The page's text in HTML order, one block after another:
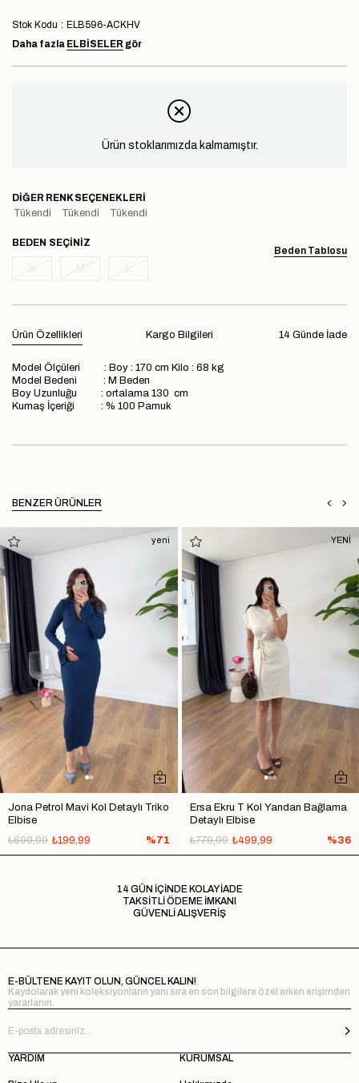
Stok Kodu
ELB596-ACKHV
Daha fazla ELBİSELER gör
Ürün stoklarımızda kalmamıştır.
DIĞER RENK SEÇENEKLERI
Tükendi
Tükendi Tükendi
Beden Tablosu
BEDEN
Ürün Özellikleri 14 Günde İade
Kargo Bilgileri
Model Ölçüleri : Boy : 170 cm Kilo : 68 kg
Model Bedeni : M Beden
Boy Uzunluğu : ortalama 130 cm
Kumaş İçeriği : % 100 Pamuk
BENZER ÜRÜNLER
Jona Petrol Mavi Kol Detaylı Triko
Elbise
₺199,99
₺699,99 %71
yeni
Ersa Ekru T Kol Yandan Bağlama
Detaylı Elbise
₺499,99
₺779,99 %36
YENİ
14 GÜN İÇİNDE KOLAY İADE
TAKSİTLİ ÖDEME İMKANI
GÜVENLİ ALIŞVERİŞ
E-BÜLTENE KAYIT OLUN, GÜNCEL KALIN!
Kaydolarak yeni koleksiyonların yanı sıra en son bilgilere özel erken erişimden
yararlanın.
YARDIM KURUMSAL